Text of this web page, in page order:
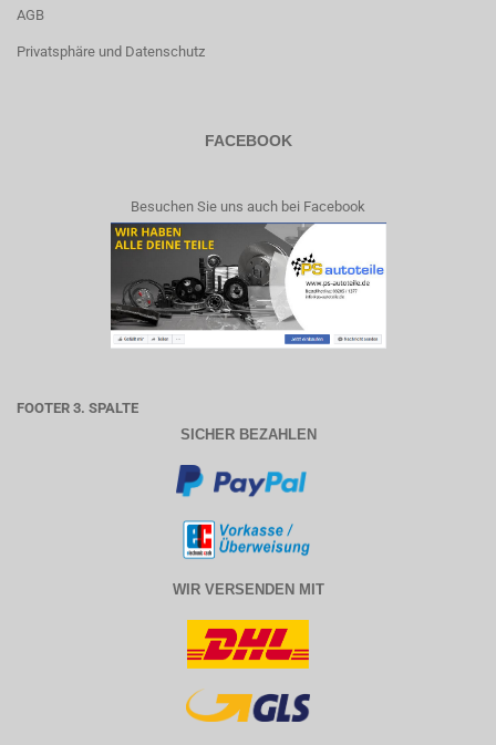
AGB
Privatsphäre und Datenschutz
FACEBOOK
Besuchen Sie uns auch bei Facebook
FOOTER 3. SPALTE
SICHER BEZAHLEN
WIR VERSENDEN MIT